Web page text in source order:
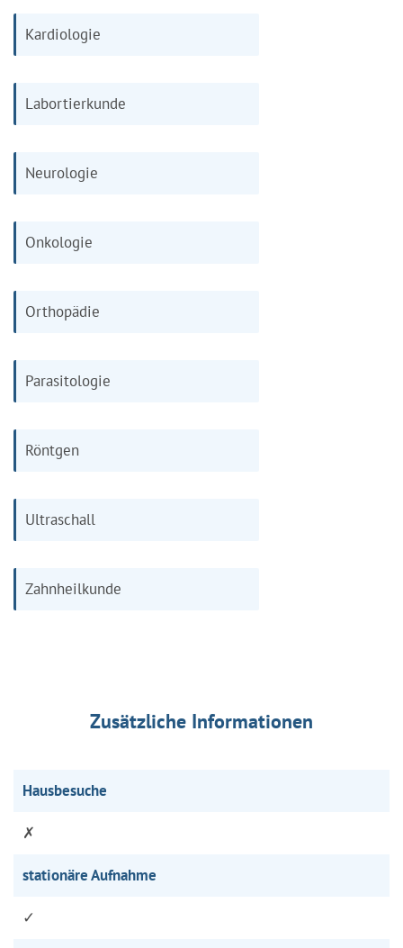
Kardiologie
Labortierkunde
Neurologie
Onkologie
Orthopädie
Parasitologie
Röntgen
Ultraschall
Zahnheilkunde
Zusätzliche Informationen
Hausbesuche
✗
stationäre Aufnahme
✓